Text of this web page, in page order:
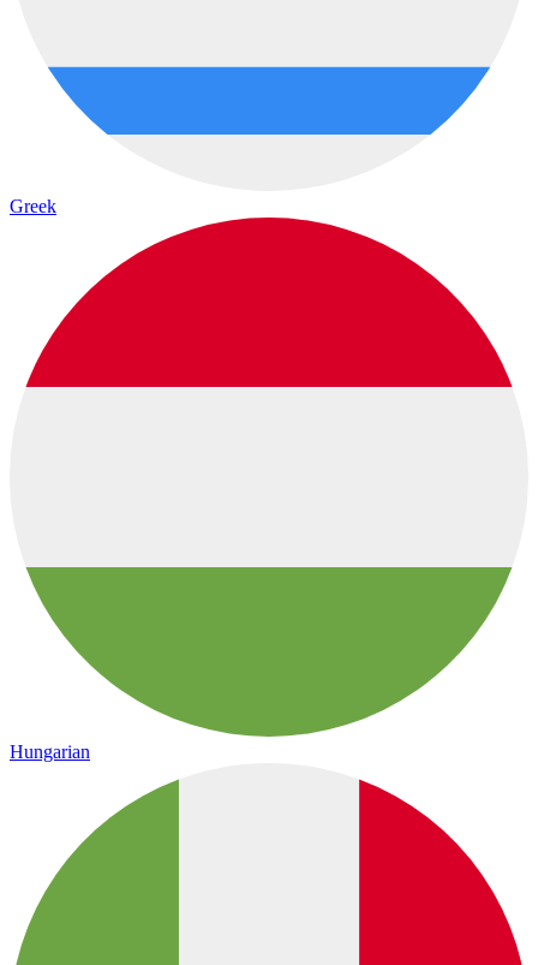
Greek
Hungarian